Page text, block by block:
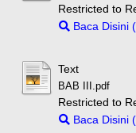
Restricted to
Baca Disini
Text
BAB III.pdf
Restricted to
Baca Disini